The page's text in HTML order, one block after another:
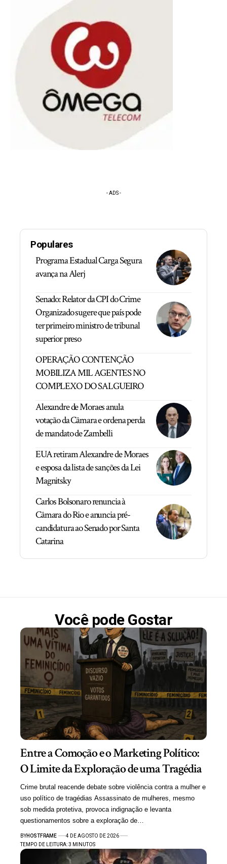
- ADS -
Populares
Programa Estadual Carga Segura
avança na Alerj
Senado: Relator da CPI do Crime
Organizado sugere que país pode
ter primeiro ministro de tribunal
superior preso
OPERAÇÃO CONTENÇÃO
MOBILIZA MIL AGENTES NO
COMPLEXO DO SALGUEIRO
Alexandre de Moraes anula
votação da Câmara e ordena perda
de mandato de Zambelli
EUA retiram Alexandre de Moraes
e esposa da lista de sanções da Lei
Magnitsky
Carlos Bolsonaro renuncia à
Câmara do Rio e anuncia pré-
candidatura ao Senado por Santa
Catarina
Você pode Gostar
Entre a Comoção e o Marketing Político:
O Limite da Exploração de uma Tragédia
Crime brutal reacende debate sobre violência contra a mulher e
uso político de tragédias Assassinato de mulheres, mesmo
sob medida protetiva, provoca indignação e levanta
questionamentos sobre a exploração de…
BYHOSTFRAME
4 DE AGOSTO DE 2026
TEMPO DE LEITURA: 3 MINUTOS